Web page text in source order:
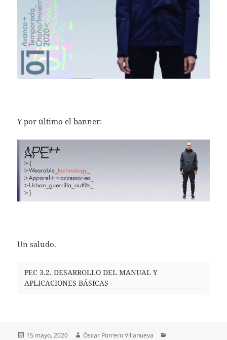
Y por último el banner:
Un saludo.
PEC 3.2. DESARROLLO DEL MANUAL Y
APLICACIONES BÁSICAS
Publicado
15 mayo, 2020 Autor
Óscar Porrero Villanueva